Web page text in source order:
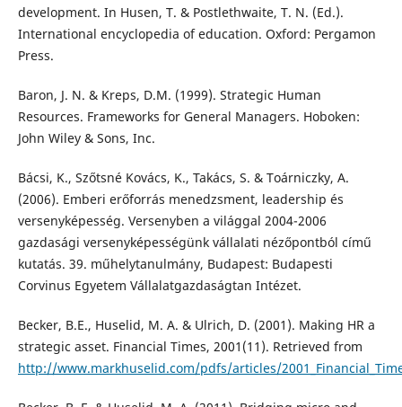
development. In Husen, T. & Postlethwaite, T. N. (Ed.).
International encyclopedia of education. Oxford: Pergamon
Press.
Baron, J. N. & Kreps, D.M. (1999). Strategic Human
Resources. Frameworks for General Managers. Hoboken:
John Wiley & Sons, Inc.
Bácsi, K., Szőtsné Kovács, K., Takács, S. & Toárniczky, A.
(2006). Emberi erőforrás menedzsment, leadership és
versenyképesség. Versenyben a világgal 2004-2006
gazdasági versenyképességünk vállalati nézőpontból című
kutatás. 39. műhelytanulmány, Budapest: Budapesti
Corvinus Egyetem Vállalatgazdaságtan Intézet.
Becker, B.E., Huselid, M. A. & Ulrich, D. (2001). Making HR a
strategic asset. Financial Times, 2001(11). Retrieved from
http://www.markhuselid.com/pdfs/articles/